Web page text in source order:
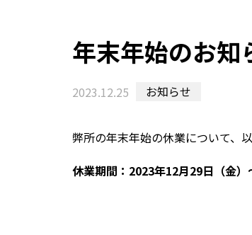
年末年始のお知
2023.12.25 お知らせ
弊所の年末年始の休業について、
休業期間：2023年12月29日（金）